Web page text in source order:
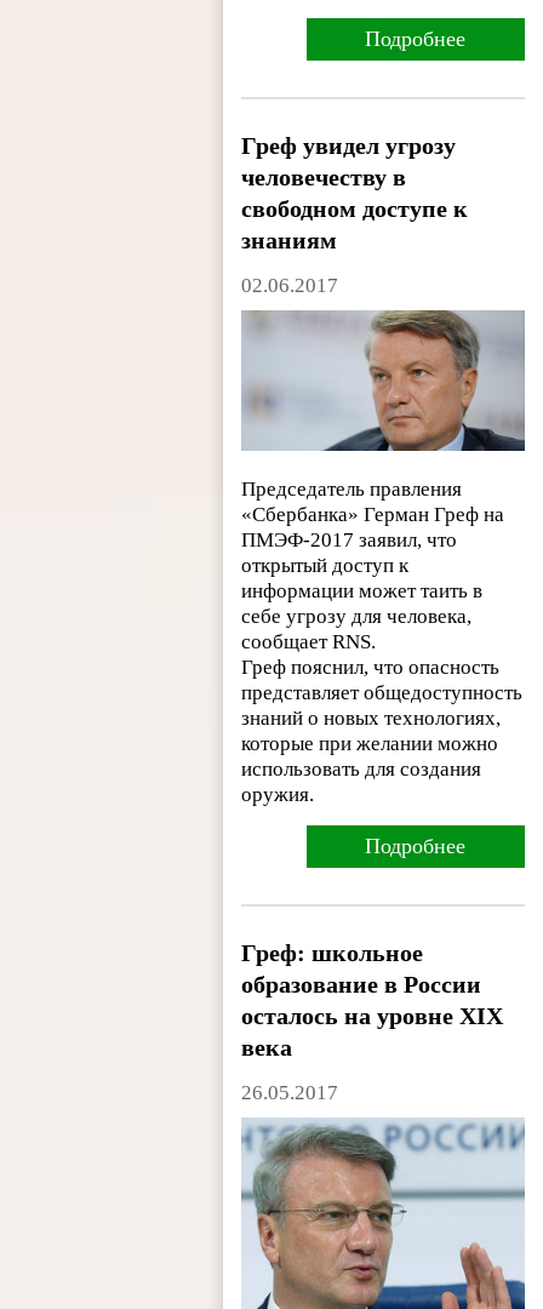
Подробнее
Греф увидел угрозу
человечеству в
свободном доступе к
знаниям
02.06.2017
Председатель правления
«Сбербанка» Герман Греф на
ПМЭФ-2017 заявил, что
открытый доступ к
информации может таить в
себе угрозу для человека,
сообщает RNS.
Греф пояснил, что опасность
представляет общедоступность
знаний о новых технологиях,
которые при желании можно
использовать для создания
оружия.
Подробнее
Греф: школьное
образование в России
осталось на уровне XIX
века
26.05.2017